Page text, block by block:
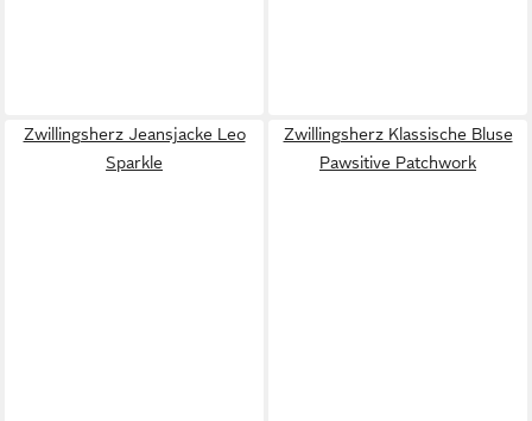
Zwillingsherz Jeansjacke Leo
Sparkle
Zwillingsherz Klassische Bluse
Pawsitive Patchwork